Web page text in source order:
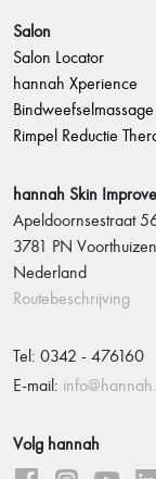
Salon
Salon Locator
hannah Xperience
Bindweefselmassage
Rimpel Reductie
hannah Skin
Apeldoornsestraat
3781 PN Voorthuizen
Nederland
Routebeschrijving
Tel: 0342 - 476160
E-mail:
Volg hannah